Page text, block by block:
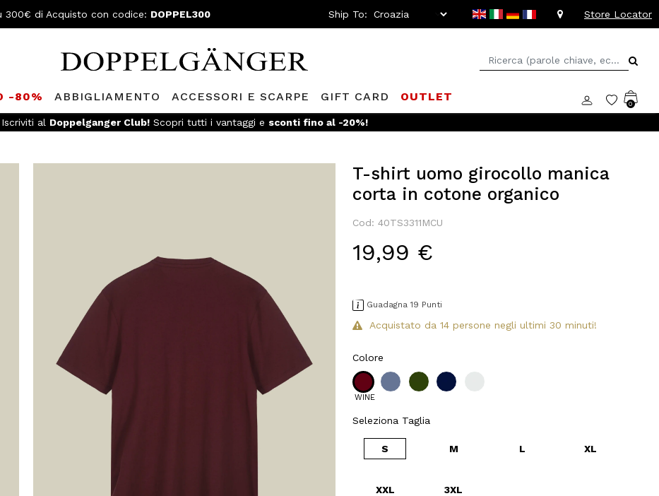
300€ di Acquisto con codice: DOPPEL300 Ship To: Store Locator
-80% ABBIGLIAMENTO ACCESSORI E SCARPE GIFT CARD OUTLET
0
Iscriviti al Doppelganger Club!Scopri tutti i vantaggi e sconti fino al -20%!
T-shirt uomo girocollo manica
corta in cotone organico
Cod: 40TS3311MCU
19,99 €
Guadagna 19 Punti
Acquistato da 14 persone negli ultimi 30 minuti!
Colore
WINE
Seleziona Taglia
S M L XL
XXL 3XL